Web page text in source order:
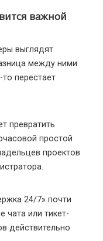
важной
выглядят
между ними
перестает
превратить
простой
проектов
24/7» почти
чата или тикет-
действительно